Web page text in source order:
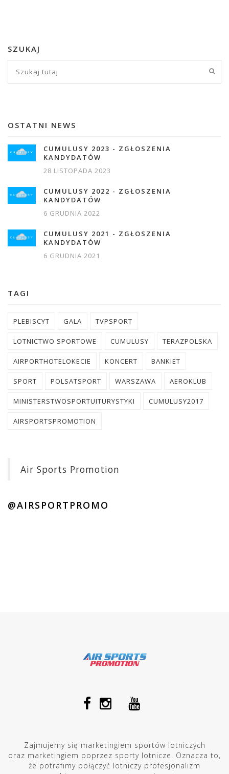
SZUKAJ
OSTATNI NEWS
CUMULUSY 2023 - ZGŁOSZENIA
KANDYDATÓW
28 LISTOPADA 2023
CUMULUSY 2022 - ZGŁOSZENIA
KANDYDATÓW
6 GRUDNIA 2022
CUMULUSY 2021 - ZGŁOSZENIA
KANDYDATÓW
6 GRUDNIA 2021
TAGI
PLEBISCYT GALA TVPSPORT
LOTNICTWO SPORTOWE CUMULUSY TERAZPOLSKA
AIRPORTHOTELOKECIE KONCERT BANKIET
SPORT POLSATSPORT WARSZAWA AEROKLUB
MINISTERSTWOSPORTUITURYSTYKI CUMULUSY2017
AIRSPORTSPROMOTION
Air Sports Promotion
@AIRSPORTPROMO
Zajmujemy się marketingiem sportów lotniczych
oraz marketingiem poprzez sporty lotnicze. Oznacza to,
że potrafimy połączyć lotniczy profesjonalizm